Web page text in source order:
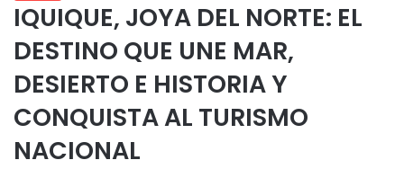
IQUIQUE, JOYA DEL NORTE: EL
DESTINO QUE UNE MAR,
DESIERTO E HISTORIA Y
CONQUISTA AL TURISMO
NACIONAL